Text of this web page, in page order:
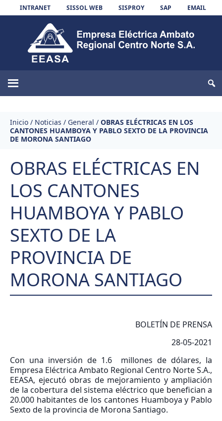
Skip to content
INTRANET SISSOL WEB SISPROY SAP EMAIL
EEASA
Inicio / Noticias / General / OBRAS ELÉCTRICAS EN LOS
CANTONES HUAMBOYA Y PABLO SEXTO DE LA PROVINCIA
DE MORONA SANTIAGO
OBRAS ELÉCTRICAS EN
LOS CANTONES
HUAMBOYA Y PABLO
SEXTO DE LA
PROVINCIA DE
MORONA SANTIAGO
BOLETÍN DE PRENSA
28-05-2021
Con una inversión de 1.6 millones de dólares, la
Empresa Eléctrica Ambato Regional Centro Norte S.A.,
EEASA, ejecutó obras de mejoramiento y ampliación
de la cobertura del sistema eléctrico que benefician a
20.000 habitantes de los cantones Huamboya y Pablo
Sexto de la provincia de Morona Santiago.